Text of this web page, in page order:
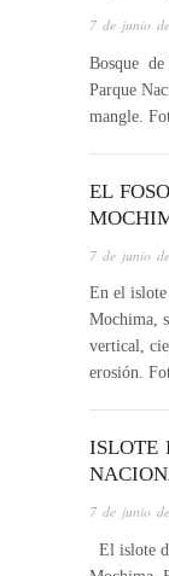
7 de junio
Bosque de
Parque
mangle.
EL
7 de junio
En el
Mochima,
vertical,
erosión.
ISLOTE
7 de junio
El islote